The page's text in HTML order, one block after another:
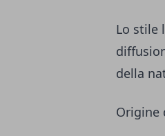
Lo stile
della
Origine